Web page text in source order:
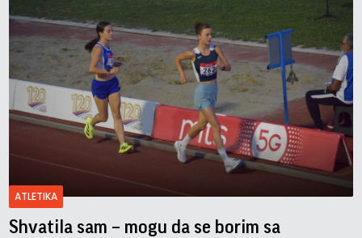
ATLETIKA
Shvatila sam – mogu da se borim sa